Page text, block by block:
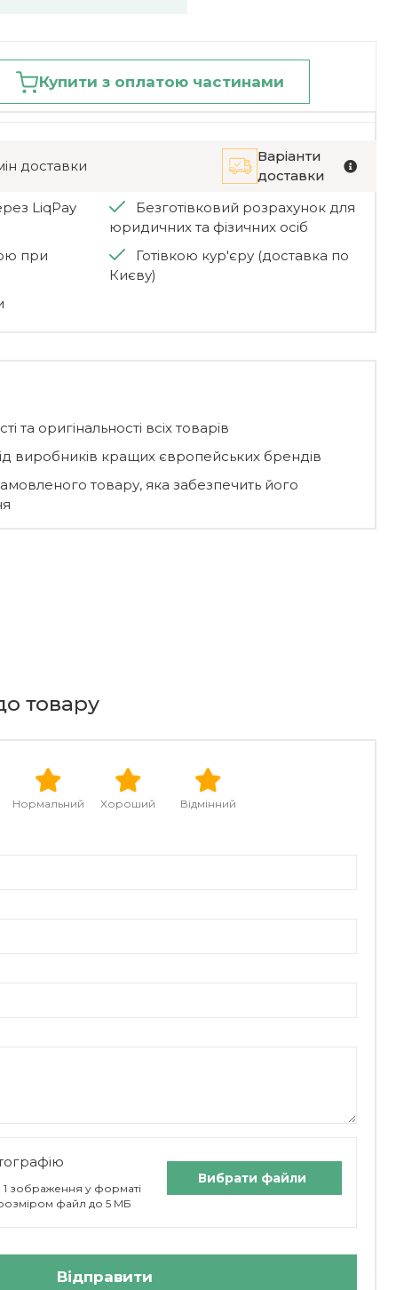
Купити з оплатою частинами
доставки
Варіанти
доставки
Mono
LiqPay
при
Банківський переказ
Безготівковий розрахунок для
юридичних та фізичних осіб
Готівкою кур'єру (доставка по
Києву)
та оригінальності всіх товарів
виробників кращих європейських брендів
товару, яка забезпечить його
товару
Відмінний
Хороший
Нормальний
зображення у форматі
файл до 5 МБ
Вибрати файли
Відправити